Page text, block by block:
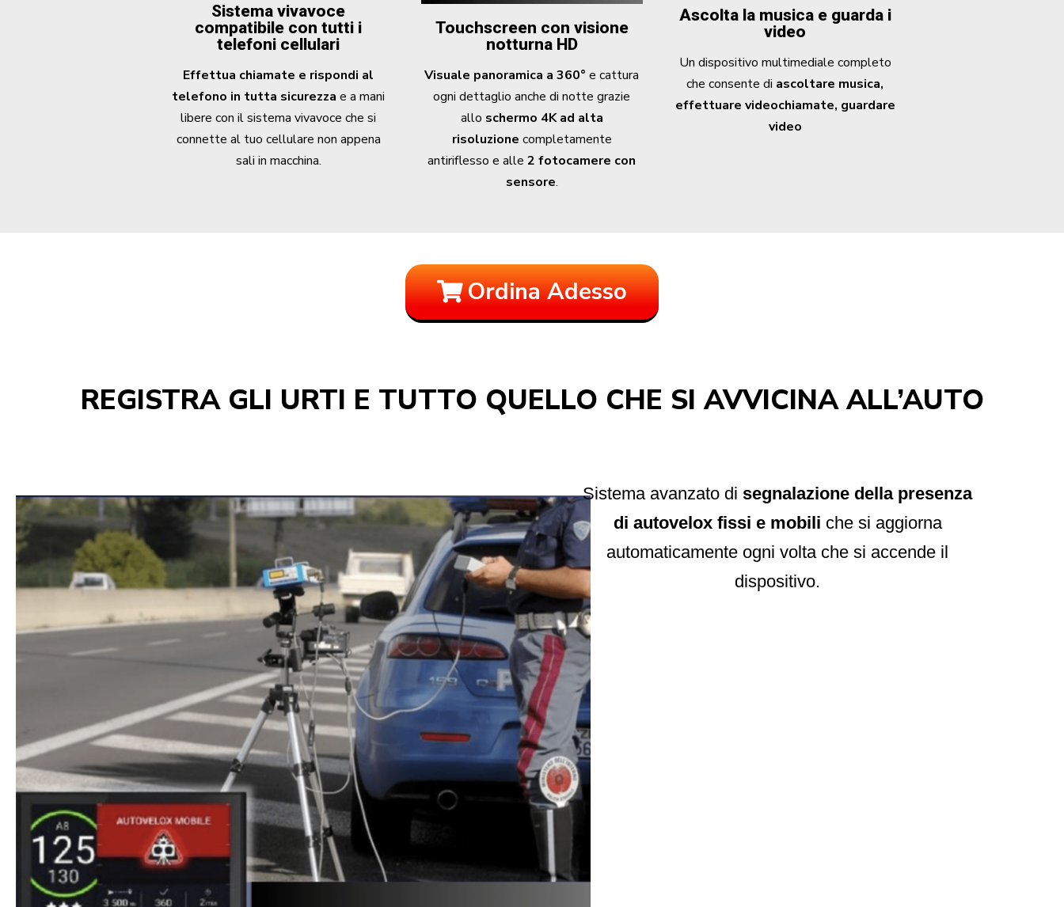
Sistema vivavoce
compatibile con tutti i
telefoni cellulari
Effettua chiamate e rispondi al
telefono in tutta sicurezza e a mani
libere con il sistema vivavoce che si
connette al tuo cellulare non appena
sali in macchina.
Touchscreen con visione
notturna HD
Visuale panoramica a 360° e cattura
ogni dettaglio anche di notte grazie
allo schermo 4K ad alta
risoluzione completamente
antiriflesso e alle2 fotocamere con
sensore.
Ascolta la musica e guarda i
video
Un dispositivo multimediale completo
che consente di ascoltare musica,
effettuare videochiamate, guardare
video
Ordina Adesso
REGISTRA GLI URTI E TUTTO QUELLO CHE SI AVVICINA ALL’AUTO
Sistema avanzato di segnalazione della presenza
di autovelox fissi e mobili che si aggiorna
automaticamente ogni volta che si accende il
dispositivo.